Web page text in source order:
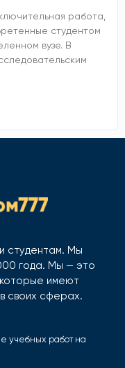
работа,
студентом
вузе. В
студентам. Мы
года. Мы — это
имеют
своих сферах.
учебных работ на